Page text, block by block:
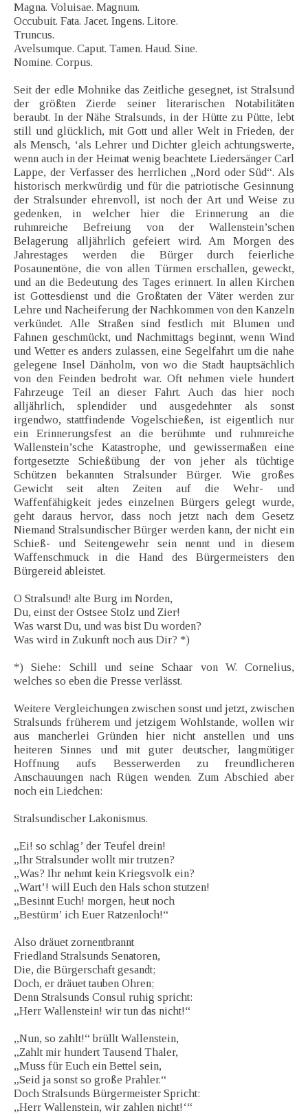
Magna. Voluisae. Magnum.
Occubuit. Fata. Jacet. Ingens. Litore.
Truncus.
Avelsumque. Caput. Tamen. Haud. Sine.
Nomine. Corpus.
Seit der edle Mohnike das Zeitliche gesegnet, ist Stralsund
der größten Zierde seiner literarischen Notabilitäten
beraubt. In der Nähe Stralsunds, in der Hütte zu Pütte, lebt
still und glücklich, mit Gott und aller Welt in Frieden, der
als Mensch, ‘als Lehrer und Dichter gleich achtungswerte,
wenn auch in der Heimat wenig beachtete Liedersänger Carl
Lappe, der Verfasser des herrlichen „Nord oder Süd“. Als
historisch merkwürdig und für die patriotische Gesinnung
der Stralsunder ehrenvoll, ist noch der Art und Weise zu
gedenken, in welcher hier die Erinnerung an die
ruhmreiche Befreiung von der Wallenstein’schen
Belagerung alljährlich gefeiert wird. Am Morgen des
Jahrestages werden die Bürger durch feierliche
Posaunentöne, die von allen Türmen erschallen, geweckt,
und an die Bedeutung des Tages erinnert. In allen Kirchen
ist Gottesdienst und die Großtaten der Väter werden zur
Lehre und Nacheiferung der Nachkommen von den Kanzeln
verkündet. Alle Straßen sind festlich mit Blumen und
Fahnen geschmückt, und Nachmittags beginnt, wenn Wind
und Wetter es anders zulassen, eine Segelfahrt um die nahe
gelegene Insel Dänholm, von wo die Stadt hauptsächlich
von den Feinden bedroht war. Oft nehmen viele hundert
Fahrzeuge Teil an dieser Fahrt. Auch das hier noch
alljährlich, splendider und ausgedehnter als sonst
irgendwo, stattfindende Vogelschießen, ist eigentlich nur
ein Erinnerungsfest an die berühmte und ruhmreiche
Wallenstein’sche Katastrophe, und gewissermaßen eine
fortgesetzte Schießübung der von jeher als tüchtige
Schützen bekannten Stralsunder Bürger. Wie großes
Gewicht seit alten Zeiten auf die Wehr- und
Waffenfähigkeit jedes einzelnen Bürgers gelegt wurde,
geht daraus hervor, dass noch jetzt nach dem Gesetz
Niemand Stralsundischer Bürger werden kann, der nicht ein
Schieß- und Seitengewehr sein nennt und in diesem
Waffenschmuck in die Hand des Bürgermeisters den
Bürgereid ableistet.
O Stralsund! alte Burg im Norden,
Du, einst der Ostsee Stolz und Zier!
Was warst Du, und was bist Du worden?
Was wird in Zukunft noch aus Dir? *)
*) Siehe: Schill und seine Schaar von W. Cornelius,
welches so eben die Presse verlässt.
Weitere Vergleichungen zwischen sonst und jetzt, zwischen
Stralsunds früherem und jetzigem Wohlstande, wollen wir
aus mancherlei Gründen hier nicht anstellen und uns
heiteren Sinnes und mit guter deutscher, langmütiger
Hoffnung aufs Besserwerden zu freundlicheren
Anschauungen nach Rügen wenden. Zum Abschied aber
noch ein Liedchen:
Stralsundischer Lakonismus.
„Ei! so schlag’ der Teufel drein!
„Ihr Stralsunder wollt mir trutzen?
„Was? Ihr nehmt kein Kriegsvolk ein?
„Wart’! will Euch den Hals schon stutzen!
„Besinnt Euch! morgen, heut noch
„Bestürm’ ich Euer Ratzenloch!“
Also dräuet zornentbrannt
Friedland Stralsunds Senatoren,
Die, die Bürgerschaft gesandt;
Doch, er dräuet tauben Ohren;
Denn Stralsunds Consul ruhig spricht:
„Herr Wallenstein! wir tun das nicht!“
„Nun, so zahlt!“ brüllt Wallenstein,
„Zahlt mir hundert Tausend Thaler,
„Muss für Euch ein Bettel sein,
„Seid ja sonst so große Prahler.“
Doch Stralsunds Bürgermeister Spricht:
„Herr Wallenstein, wir zahlen nicht!‘“